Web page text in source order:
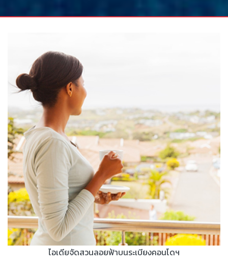
ไอเดียจัดสวนลอยฟ้าบนระเบียงคอนโดฯ